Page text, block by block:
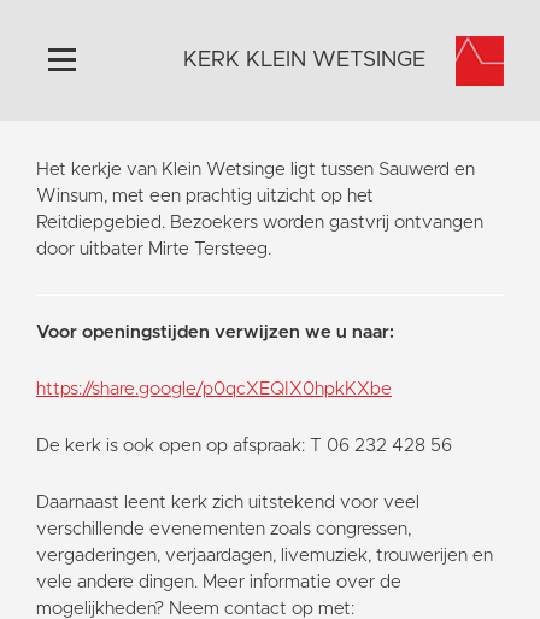
Home
Algemeen
Historie
Contact
Vaktaal
KERK KLEIN WETSINGE
Het kerkje van Klein Wetsinge ligt tussen Sauwerd en
Winsum, met een prachtig uitzicht op het
Reitdiepgebied. Bezoekers worden gastvrij ontvangen
door uitbater Mirte Tersteeg.
Voor openingstijden verwijzen we u naar:
https://share.google/p0qcXEQIX0hpkKXbe
De kerk is ook open op afspraak: T 06 232 428 56
Daarnaast leent kerk zich uitstekend voor veel
verschillende evenementen zoals congressen,
vergaderingen, verjaardagen, livemuziek, trouwerijen en
vele andere dingen. Meer informatie over de
mogelijkheden? Neem contact op met: